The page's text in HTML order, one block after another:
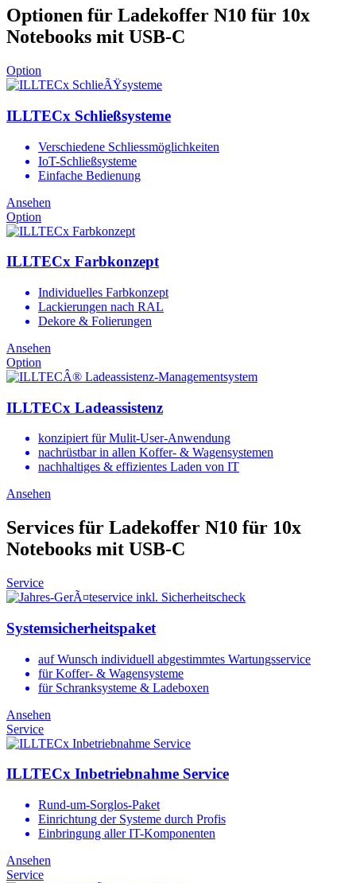
Optionen für Ladekoffer N10 für 10x
Notebooks mit USB-C
Option
ILLTECx Schließsysteme
Verschiedene Schliessmöglichkeiten
IoT-Schließsysteme
Einfache Bedienung
Ansehen
Option
ILLTECx Farbkonzept
Individuelles Farbkonzept
Lackierungen nach RAL
Dekore & Folierungen
Ansehen
Option
ILLTECx Ladeassistenz
konzipiert für Mulit-User-Anwendung
nachrüstbar in allen Koffer- & Wagensystemen
nachhaltiges & effizientes Laden von IT
Ansehen
Services für Ladekoffer N10 für 10x
Notebooks mit USB-C
Service
Systemsicherheitspaket
auf Wunsch individuell abgestimmtes Wartungsservice
für Koffer- & Wagensysteme
für Schranksysteme & Ladeboxen
Ansehen
Service
ILLTECx Inbetriebnahme Service
Rund-um-Sorglos-Paket
Einrichtung der Systeme durch Profis
Einbringung aller IT-Komponenten
Ansehen
Service